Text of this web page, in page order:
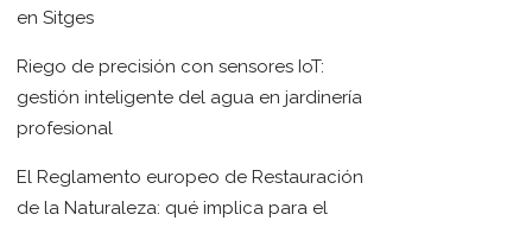
en Sitges
Riego de precisión con sensores IoT:
gestión inteligente del agua en jardinería
profesional
El Reglamento europeo de Restauración
de la Naturaleza: qué implica para el